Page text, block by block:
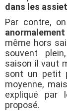
dans les
Par contre,
même hors
souvent
saison il vaut
sont un petit
moyenne,
expliqué par
proposé.